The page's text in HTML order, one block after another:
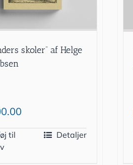
skoler” af Helge
til
Detaljer